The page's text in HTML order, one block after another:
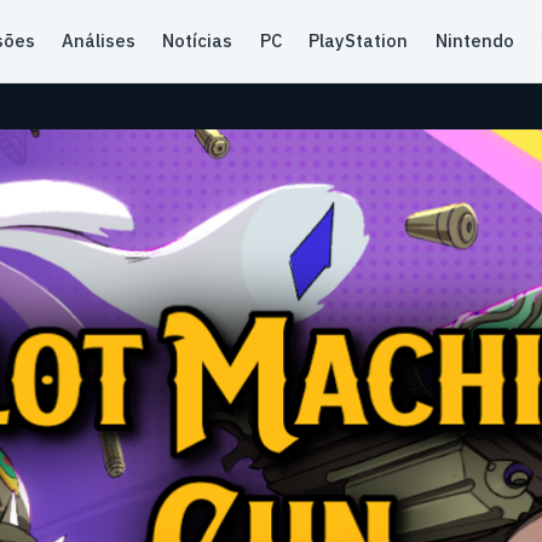
Análises Notícias PC PlayStation Nintendo